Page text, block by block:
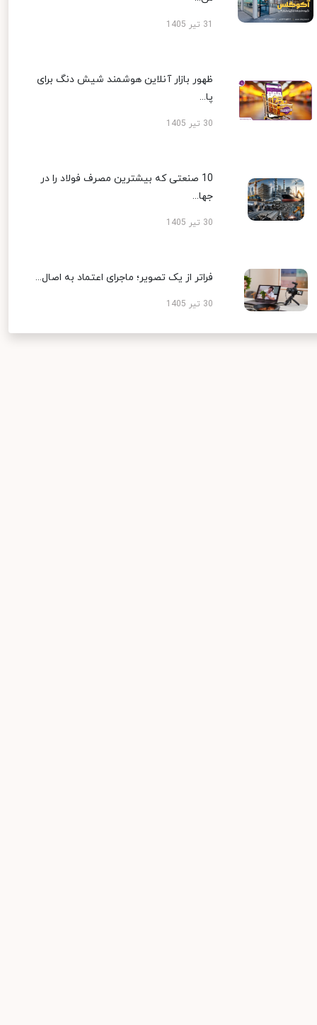
ظهور بازار آنلاین هوشمند شیش دنگ برای
پا...
30 تیر 1405
10 صنعتی که بیشترین مصرف فولاد را در
جها...
30 تیر 1405
فراتر از یک تصویر؛ ماجرای اعتماد به اصال...
30 تیر 1405